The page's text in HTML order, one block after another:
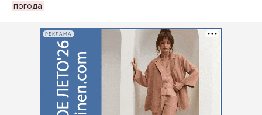
погода
РЕКЛАМА